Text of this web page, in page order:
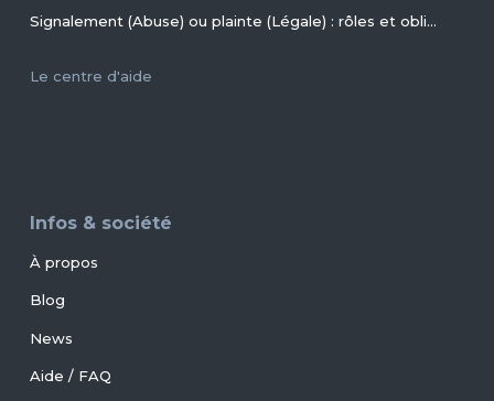
Signalement (Abuse) ou plainte (Légale) : rôles et obligations des parties, conseils et procédures ?
Le centre d'aide
Infos & société
À propos
Blog
News
Aide / FAQ